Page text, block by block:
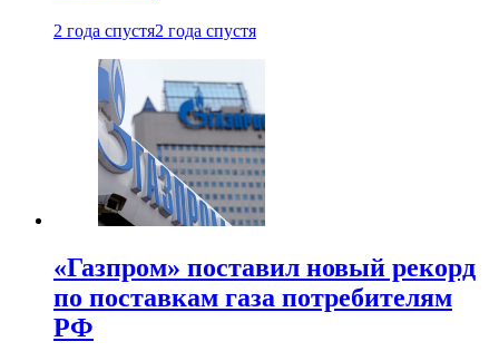
2 года спустя2 года спустя
«Газпром» поставил новый рекорд
по поставкам газа потребителям
РФ